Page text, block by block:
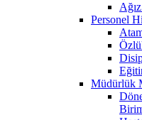
Personel
Müdürlük